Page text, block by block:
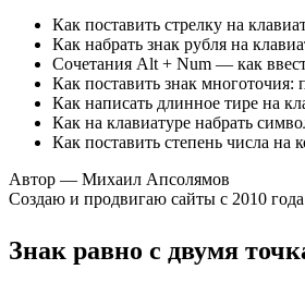
Как поставить стрелку на
Как набрать знак рубля на
Сочетания Alt + Num — как
Как поставить знак многоточия:
Как написать длинное тире на
Как на клавиатуре набрать
Как поставить степень числа на
Автор — Михаил Апсолямов
Создаю и продвигаю сайты с 2010
Знак равно с двумя